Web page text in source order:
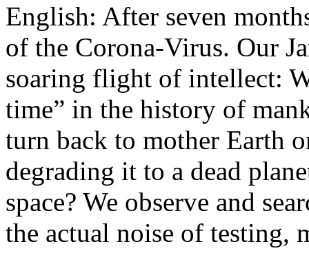
English: After seven
of the Corona-Virus. Our
soaring flight of intellect:
time” in the history of
turn back to mother Earth
degrading it to a dead
space? We observe and
the actual noise of testing,